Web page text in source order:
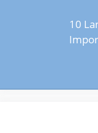
10